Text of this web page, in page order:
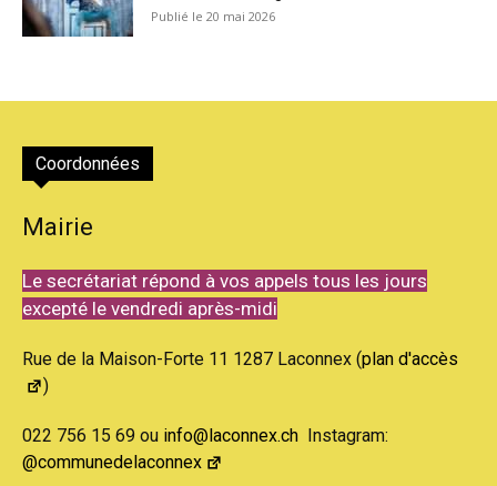
20 mai 2026
Coordonnées
Mairie
Le secrétariat répond à vos appels tous les jours
excepté le vendredi après-midi
Rue de la Maison-Forte 11 1287 Laconnex (plan d'accès
)
022 756 15 69 ou info@laconnex.ch Instagram:
@communedelaconnex